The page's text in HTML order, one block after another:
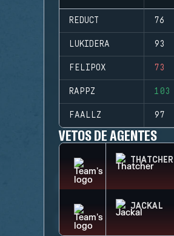
REDUCT 76
LUKIDERA 93
FELIPOX 73
RAPPZ 103
FAALLZ 97
VETOS DE AGENTES
THATCHER
JACKAL